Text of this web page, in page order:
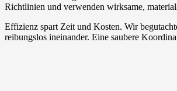
Richtlinien und verwenden wirksame,
Effizienz spart Zeit und Kosten. Wir
reibungslos ineinander. Eine saubere